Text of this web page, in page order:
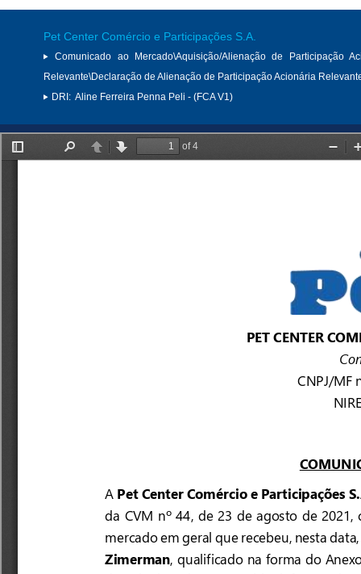
Pet Center Comércio e Participações S.A.
Comunicado ao Mercado\Aquisição/Alienação de Participação
Relevante\Declaração de Alienação de Participação Acionária
DRI: Aline Ferreira Penna Peli - (FCA V1)